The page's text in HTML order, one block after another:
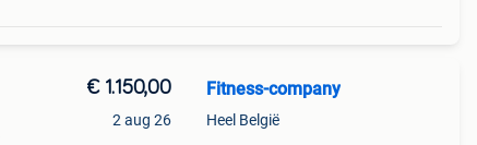
€ 1.150,00
2 aug 26
Fitness-company
Heel België